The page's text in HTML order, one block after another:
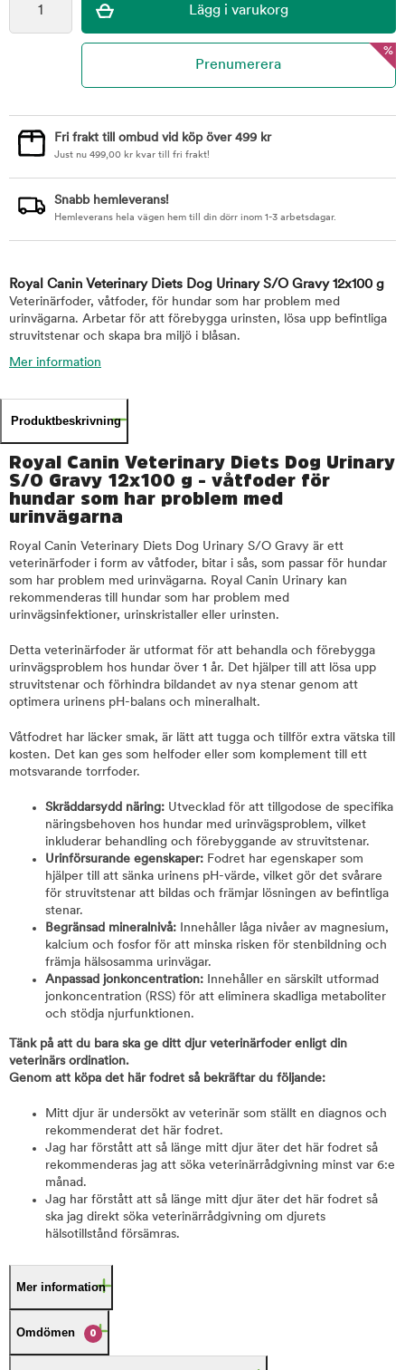
%
Fri frakt till ombud vid köp över 499 kr
Just nu 499,00 kr kvar till fri frakt!
Snabb hemleverans!
Hemleverans hela vägen hem till din dörr inom 1-3 arbetsdagar.
Royal Canin Veterinary Diets Dog Urinary S/O Gravy 12x100 g
Veterinärfoder, våtfoder, för hundar som har problem med
urinvägarna. Arbetar för att förebygga urinsten, lösa upp befintliga
struvitstenar och skapa bra miljö i blåsan.
Mer information
Produktbeskrivning
Royal Canin Veterinary Diets Dog Urinary
S/O Gravy 12x100 g - våtfoder för
hundar som har problem med
urinvägarna
Royal Canin Veterinary Diets Dog Urinary S/O Gravy är ett
veterinärfoder i form av våtfoder, bitar i sås, som passar för hundar
som har problem med urinvägarna. Royal Canin Urinary kan
rekommenderas till hundar som har problem med
urinvägsinfektioner, urinskristaller eller urinsten.
Detta veterinärfoder är utformat för att behandla och förebygga
urinvägsproblem hos hundar över 1 år. Det hjälper till att lösa upp
struvitstenar och förhindra bildandet av nya stenar genom att
optimera urinens pH-balans och mineralhalt.
Våtfodret har läcker smak, är lätt att tugga och tillför extra vätska till
kosten. Det kan ges som helfoder eller som komplement till ett
motsvarande torrfoder.
Skräddarsydd näring: Utvecklad för att tillgodose de specifika
näringsbehoven hos hundar med urinvägsproblem, vilket
inkluderar behandling och förebyggande av struvitstenar.
Urinförsurande egenskaper: Fodret har egenskaper som
hjälper till att sänka urinens pH-värde, vilket gör det svårare
för struvitstenar att bildas och främjar lösningen av befintliga
stenar.
Begränsad mineralnivå: Innehåller låga nivåer av magnesium,
kalcium och fosfor för att minska risken för stenbildning och
främja hälsosamma urinvägar.
Anpassad jonkoncentration: Innehåller en särskilt utformad
jonkoncentration (RSS) för att eliminera skadliga metaboliter
och stödja njurfunktionen.
Tänk på att du bara ska ge ditt djur veterinärfoder enligt din
veterinärs ordination.
Genom att köpa det här fodret så bekräftar du följande:
Mitt djur är undersökt av veterinär som ställt en diagnos och
rekommenderat det här fodret.
Jag har förstått att så länge mitt djur äter det här fodret så
rekommenderas jag att söka veterinärrådgivning minst var 6:e
månad.
Jag har förstått att så länge mitt djur äter det här fodret så
ska jag direkt söka veterinärrådgivning om djurets
hälsotillstånd försämras.
Mer information
Omdömen 0